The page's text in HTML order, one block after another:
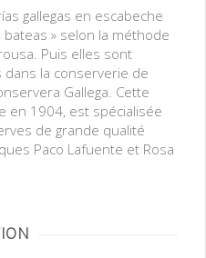
gallegas en escabeche
» selon la méthode
Puis elles sont
la conserverie de
Gallega. Cette
en 1904, est spécialisée
de grande qualité
Paco Lafuente et Rosa